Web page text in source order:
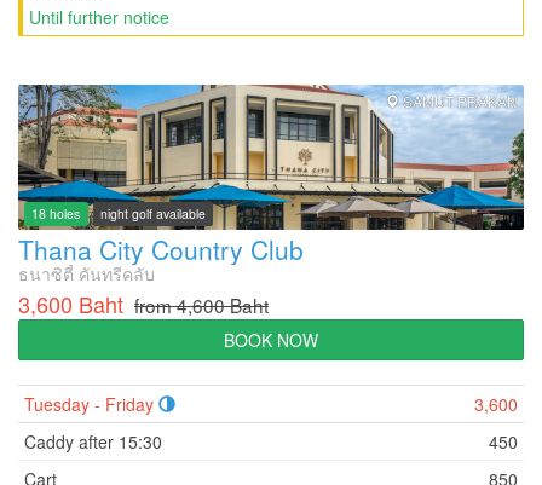
Until further notice
SAMUT PRAKAN
18 holes night golf available
Thana City Country Club
ธนาซิตี้ คันทรีคลับ
3,600 Baht from 4,600 Baht
BOOK NOW
Tuesday - Friday
3,600
Caddy after 15:30
450
Cart
850